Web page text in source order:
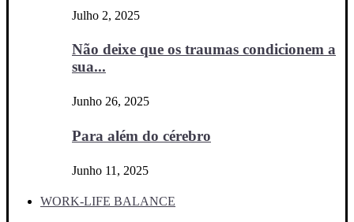
Julho 2, 2025
Não deixe que os traumas condicionem a
sua...
Junho 26, 2025
Para além do cérebro
Junho 11, 2025
WORK-LIFE BALANCE